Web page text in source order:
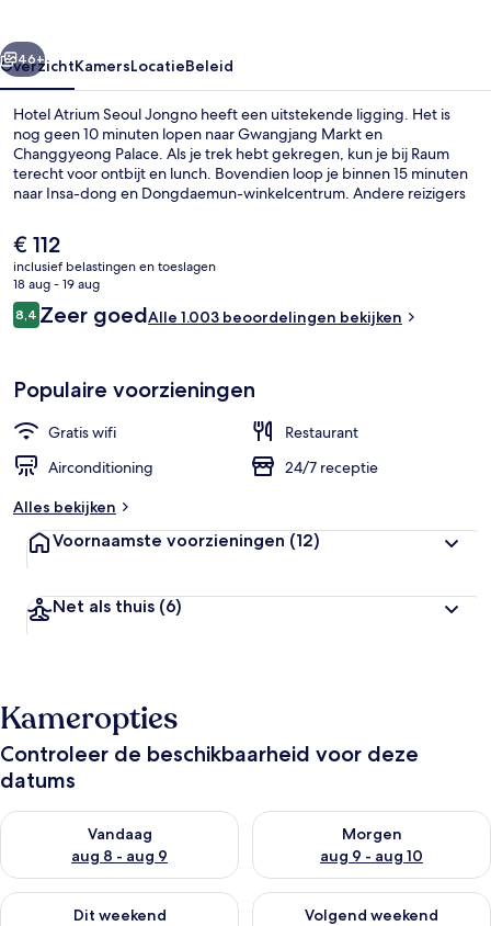
Volgende
46+
OverzichtKamersLocatieBeleid
Hotel Atrium Seoul Jongno heeft een uitstekende ligging. Het is
nog geen 10 minuten lopen naar Gwangjang Markt en
Changgyeong Palace. Als je trek hebt gekregen, kun je bij Raum
terecht voor ontbijt en lunch. Bovendien loop je binnen 15 minuten
naar Insa-dong en Dongdaemun-winkelcentrum. Andere reizigers
nabijheid van het openbaar vervoer: naar Station Jongno 5-ga loop
je in 4 minuten en naar Station Euljiro 4-ga in 8 minuten.
De
huidige
prijs
is
€ 112
€ 112
inclusief belastingen en toeslagen
18 aug - 19 aug
Beoordelingen
8,48,4 op 10 –
Zeer goedAlle 1.003 beoordelingen bekijken
Populaire voorzieningen
Gratis wifi
Restaurant
Airconditioning
24/7 receptie
Alles bekijken
Voornaamste voorzieningen (12)
Net als thuis (6)
Kameropties
Controleer de beschikbaarheid voor deze
datums
Vandaag
aug 8 - aug 9
De beschikbaarheid controleren voor vanavond aug 8 - aug 9
Morgen
aug 9 - aug 10
De beschikbaarheid
Dit weekend
De beschikbaarheid controleren voor dit weekend aug 14 -
Volgend weekend
De beschikbaarheid